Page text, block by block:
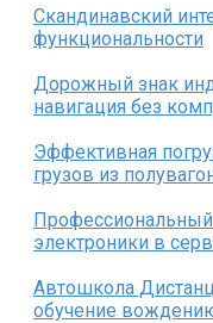
Скандинавский
функциональности
Дорожный знак
навигация без
Эффективная
грузов из
электроники в
Автошкола
обучение